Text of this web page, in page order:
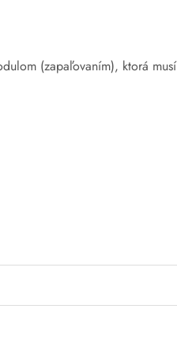
(zapaľovaním), ktorá musí